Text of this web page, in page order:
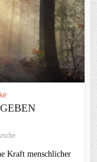
Kraft menschlicher